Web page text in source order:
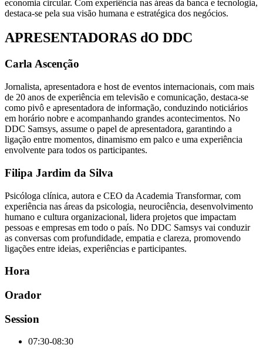
economia circular. Com experiência nas áreas da banca e tecnologia,
destaca-se pela sua visão humana e estratégica dos negócios.
APRESENTADORAS dO DDC
Carla Ascenção
Jornalista, apresentadora e host de eventos internacionais, com mais
de 20 anos de experiência em televisão e comunicação, destaca-se
como pivô e apresentadora de informação, conduzindo noticiários
em horário nobre e acompanhando grandes acontecimentos. No
DDC Samsys, assume o papel de apresentadora, garantindo a
ligação entre momentos, dinamismo em palco e uma experiência
envolvente para todos os participantes.
Filipa Jardim da Silva
Psicóloga clínica, autora e CEO da Academia Transformar, com
experiência nas áreas da psicologia, neurociência, desenvolvimento
humano e cultura organizacional, lidera projetos que impactam
pessoas e empresas em todo o país. No DDC Samsys vai conduzir
as conversas com profundidade, empatia e clareza, promovendo
ligações entre ideias, experiências e participantes.
Hora
Orador
Session
07:30-08:30